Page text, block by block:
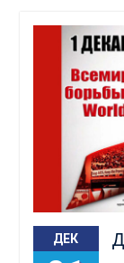
ДЕК